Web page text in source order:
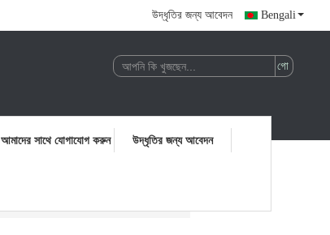
উদ্ধৃতির জন্য আবেদন Bengali
আমাদের সাথে যোগাযোগ করুন উদ্ধৃতির জন্য আবেদন